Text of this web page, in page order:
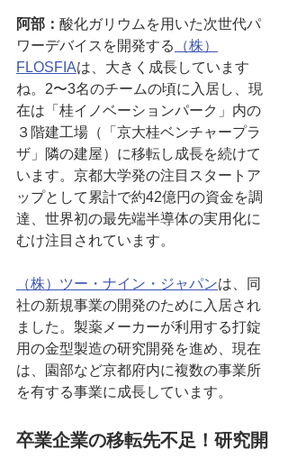
阿部： 酸化ガリウムを用いた次世代パ
ワーデバイスを開発する
（株）
FLOSFIAは、大きく成長しています
ね。2〜3名のチームの頃に入居し、現
在は「桂イノベーションパーク」内の
３階建工場（「京大桂ベンチャープラ
ザ」隣の建屋）に移転し成長を続けて
います。京都大学発の注目スタートア
ップとして累計で約42億円の資金を調
達、世界初の最先端半導体の実用化に
むけ注目されています。
（株）ツー・ナイン・ジャパンは、同
社の新規事業の開発のために入居され
ました。製薬メーカーが利用する打錠
用の金型製造の研究開発を進め、現在
は、園部など京都府内に複数の事業所
を有する事業に成長しています。
卒業企業の移転先不足！研究開